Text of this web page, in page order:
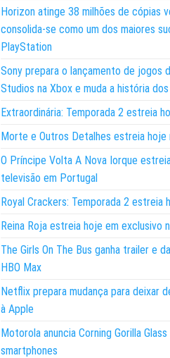
Horizon atinge 38 milhões de cópias
consolida-se como um dos maiores
PlayStation
Sony prepara o lançamento de jogos
Studios na Xbox e muda a história
Extraordinária: Temporada 2 estreia
Morte e Outros Detalhes estreia hoje
O Príncipe Volta A Nova Iorque
televisão em Portugal
Royal Crackers: Temporada 2 estreia
Reina Roja estreia hoje em exclusivo
The Girls On The Bus ganha trailer e
HBO Max
Netflix prepara mudança para deixar
à Apple
Motorola anuncia Corning Gorilla
smartphones